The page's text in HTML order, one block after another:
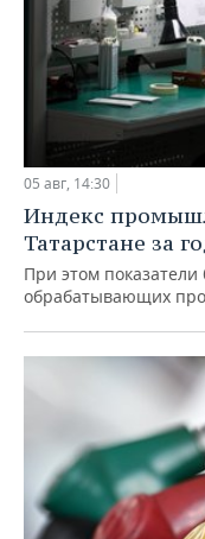
05 авг, 14:30
Индекс
Татарстане за
При этом
обрабатывающих